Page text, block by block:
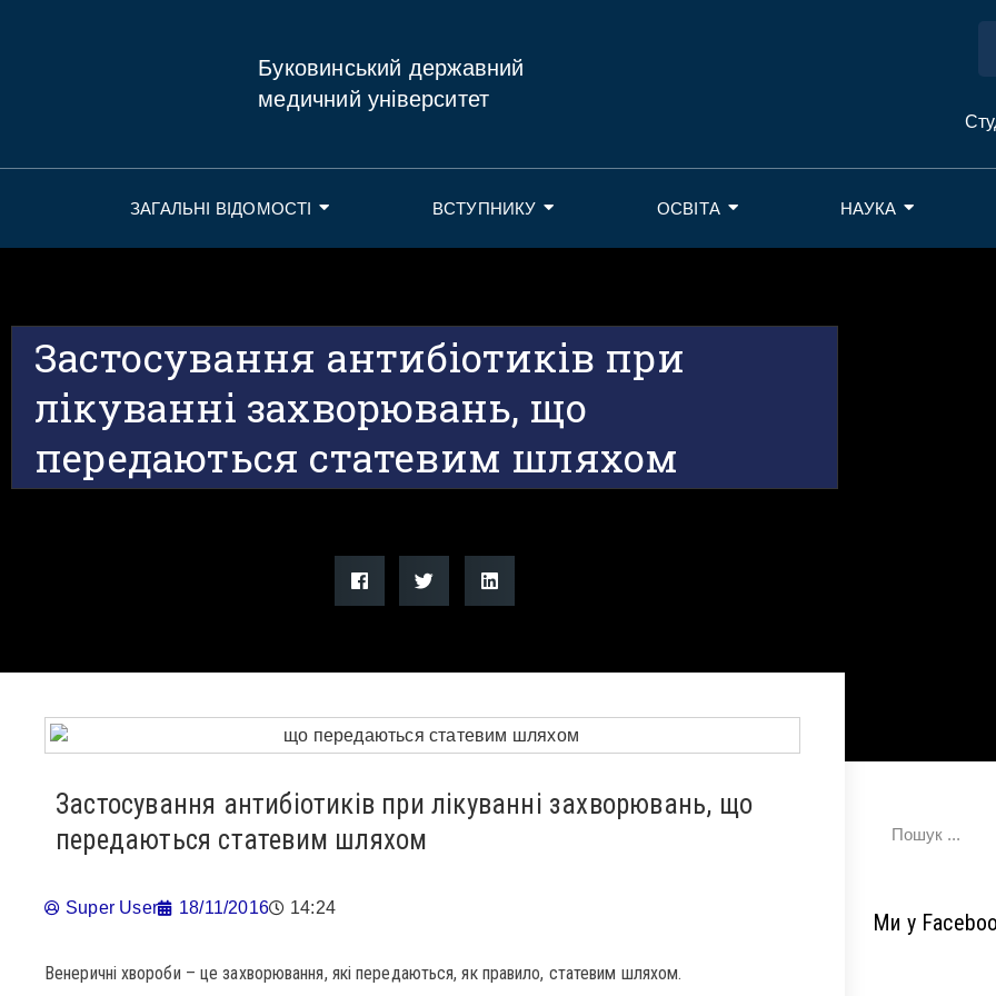
Буковинський державний
медичний університет
ЗАГАЛЬНІ ВІДОМОСТІ ВСТУПНИКУ ОСВІТА НАУКА
Застосування антибіотиків при
лікуванні захворювань, що
передаються статевим шляхом
Застосування антибіотиків при лікуванні захворювань, що
передаються статевим шляхом
Super User 18/11/2016 14:24
Венеричні хвороби – це захворювання, які передаються, як правило, статевим шляхом.
Ми у